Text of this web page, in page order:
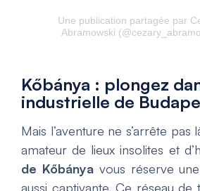
Une publication partagée par
Abramowski
Kőbánya : plongez
industrielle de
Mais l’aventure ne s’arrête pas
amateur de lieux insolites et
de Kőbányavous réserve
aussi captivante. Ce réseau de